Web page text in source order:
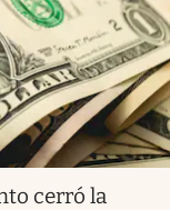
cerró la